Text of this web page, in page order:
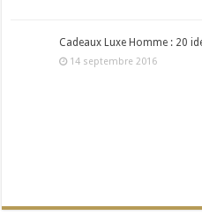
Cadeaux Luxe Homme : 20
14 septembre 2016